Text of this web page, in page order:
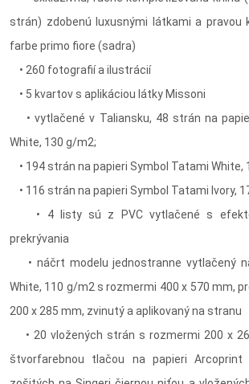
strán) zdobenú luxusnými látkami a pravou
farbe primo fiore (sadra)
• 260 fotografií a ilustrácií
• 5 kvartov s aplikáciou látky Missoni
• vytlačené v Taliansku, 48 strán na
White, 130 g/m2;
• 194 strán na papieri Symbol Tatami White,
• 116 strán na papieri Symbol Tatami Ivory,
• 4 listy sú z PVC vytlačené s
prekrývania
• náčrt modelu jednostranne vytlačený
White, 110 g/m2 s rozmermi 400 x 570 mm,
200 x 285 mm, zvinutý a aplikovaný na stranu
• 20 vložených strán s rozmermi 200 x
štvorfarebnou tlačou na papieri Arcoprint